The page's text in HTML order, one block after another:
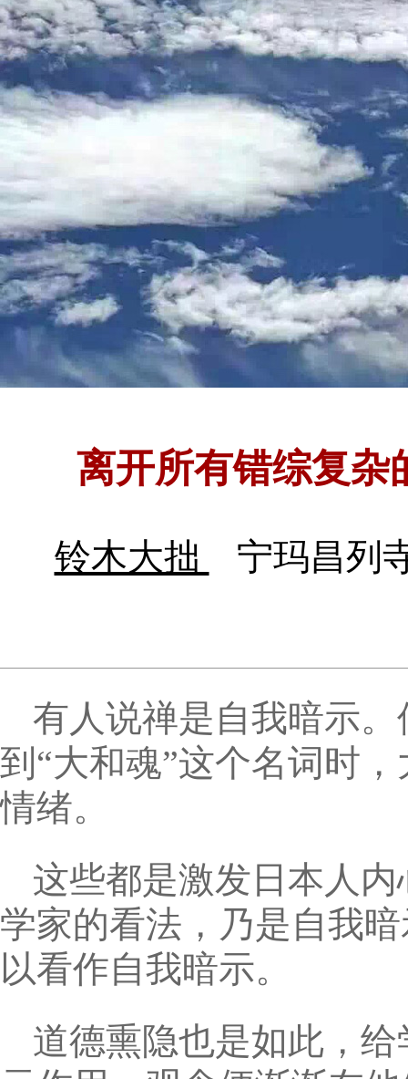
离开所有错综复杂
铃木大拙 宁玛昌列
有人说禅是自我暗示
到“大和魂”这个名词时
情绪。
这些都是激发日本人
学家的看法，乃是自我
以看作自我暗示。
道德熏隐也是如此，